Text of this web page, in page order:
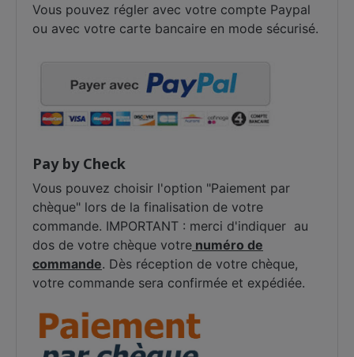
Vous pouvez régler avec votre compte Paypal
ou avec votre carte bancaire en mode sécurisé.
Pay by Check
Vous pouvez choisir l'option "Paiement par
chèque" lors de la finalisation de votre
commande. IMPORTANT : merci d'indiquer au
dos de votre chèque votre numéro de
commande. Dès réception de votre chèque,
votre commande sera confirmée et expédiée.